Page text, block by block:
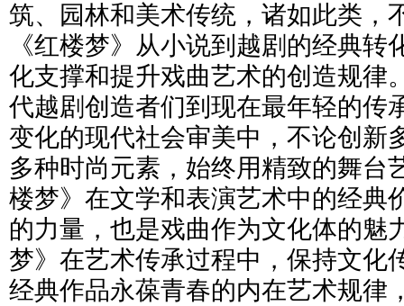
筑、园林和美术传统，诸如此类，
《红楼梦》从小说到越剧的经典转
化支撑和提升戏曲艺术的创造规律
代越剧创造者们到现在最年轻的传
变化的现代社会审美中，不论创新
多种时尚元素，始终用精致的舞台
楼梦》在文学和表演艺术中的经典
的力量，也是戏曲作为文化体的魅
梦》在艺术传承过程中，保持文化
经典作品永葆青春的内在艺术规律